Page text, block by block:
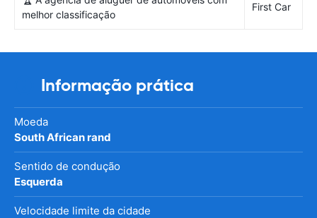
melhor classificação
First Car
Informação prática
Moeda
South African rand
Sentido de condução
Esquerda
Velocidade limite da cidade